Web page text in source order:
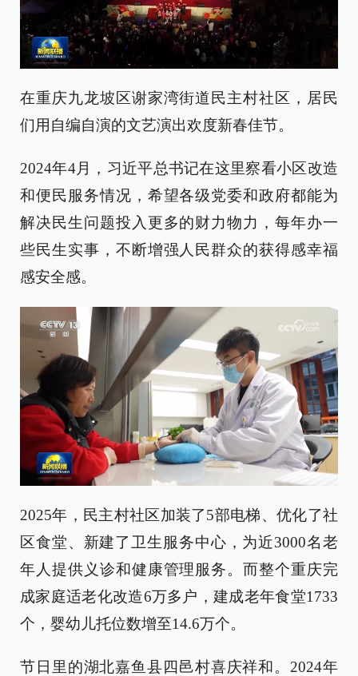
在重庆九龙坡区谢家湾街道民主村社区，居民
们用自编自演的文艺演出欢度新春佳节。
2024年4月，习近平总书记在这里察看小区改造
和便民服务情况，希望各级党委和政府都能为
解决民生问题投入更多的财力物力，每年办一
些民生实事，不断增强人民群众的获得感幸福
感安全感。
2025年，民主村社区加装了5部电梯、优化了社
区食堂、新建了卫生服务中心，为近3000名老
年人提供义诊和健康管理服务。而整个重庆完
成家庭适老化改造6万多户，建成老年食堂1733
个，婴幼儿托位数增至14.6万个。
节日里的湖北嘉鱼县四邑村喜庆祥和。2024年